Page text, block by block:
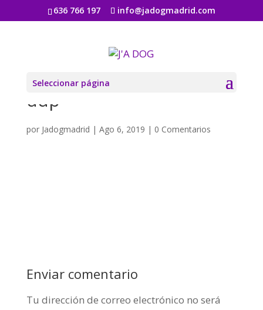
636 766 197 info@jadogmadrid.com
Seleccionar página
Spotlight-Call-to-Action-
Module-featured-image-
ddp
por Jadogmadrid | Ago 6, 2019 | 0 Comentarios
Enviar comentario
Tu dirección de correo electrónico no será